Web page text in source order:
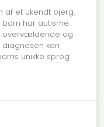
af et ukendt bjerg,
har autisme.
overvældende og
kan
unikke sprog